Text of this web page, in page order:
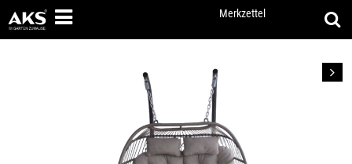
Merkzettel
Vor